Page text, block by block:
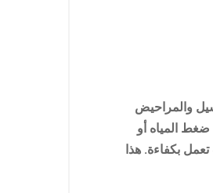
والمراحيض
المياه أو
بكفاءة. هذا